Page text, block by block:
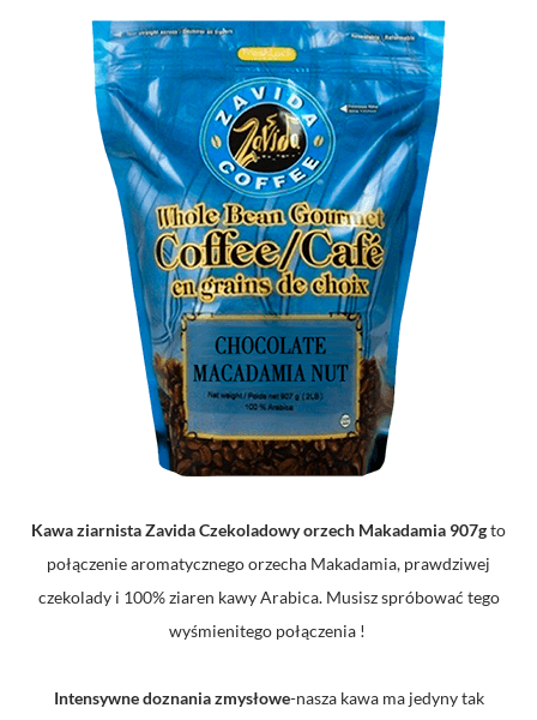
Kawa ziarnista Zavida Czekoladowy orzech Makadamia 907gto
połączenie aromatycznego orzecha Makadamia, prawdziwej
czekolady i 100% ziaren kawy Arabica. Musisz spróbować tego
wyśmienitego połączenia !
Intensywne doznania zmysłowe-nasza kawa ma jedyny tak